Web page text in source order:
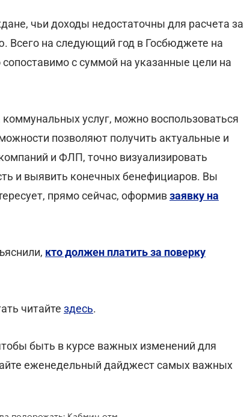
чьи доходы недостаточны для расчета за
Всего на следующий год в Госбюджете на
с суммой на указанные цели на
услуг, можно воспользоваться
позволяют получить актуальные и
и ФЛП, точно визуализировать
и выявить конечных бенефициаров. Вы
прямо сейчас, оформивзаявку на
кто должен платить за поверку
читайте здесь.
быть в курсе важных изменений для
еженедельный дайджест самых важных